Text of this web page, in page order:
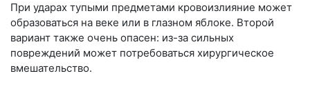
При ударах тупыми предметами кровоизлияние может
образоваться на веке или в глазном яблоке. Второй
вариант также очень опасен: из-за сильных
повреждений может потребоваться хирургическое
вмешательство.